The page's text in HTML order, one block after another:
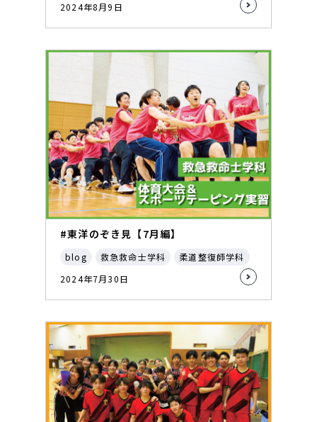
2024年8月9日
#東洋のぞき見【7月編】
blog 救急救命士学科
柔道整復師学科
2024年7月30日